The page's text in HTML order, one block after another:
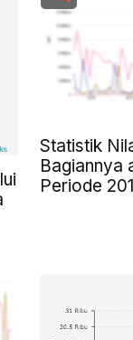
Statistik
Bagiannya
Periode